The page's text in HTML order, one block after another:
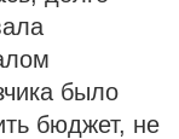
было
бюджет, не